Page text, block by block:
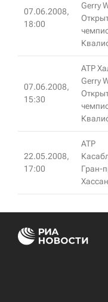
07.06.2008,
18:00
Gerry
07.06.2008,
15:30
ATP
Gerry
22.05.2008,
17:00
ATP
Гран-